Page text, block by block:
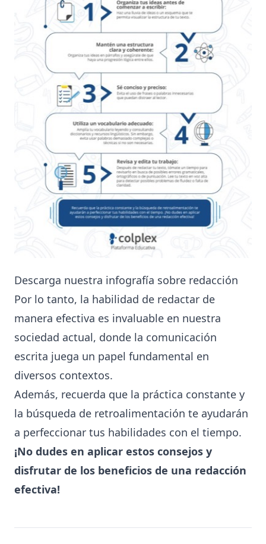
Descarga nuestra infografía sobre redacción
Por lo tanto, la habilidad de redactar de
manera efectiva es invaluable en nuestra
sociedad actual, donde la comunicación
escrita juega un papel fundamental en
diversos contextos.
Además, recuerda que la práctica constante y
la búsqueda de retroalimentación te ayudarán
a perfeccionar tus habilidades con el tiempo.
¡No dudes en aplicar estos consejos y
disfrutar de los beneficios de una redacción
efectiva!